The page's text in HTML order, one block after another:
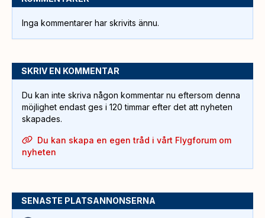
Inga kommentarer har skrivits ännu.
SKRIV EN KOMMENTAR
Du kan inte skriva någon kommentar nu eftersom denna
möjlighet endast ges i 120 timmar efter det att nyheten
skapades.
Du kan skapa en egen tråd i vårt Flygforum om
nyheten
SENASTE PLATSANNONSERNA